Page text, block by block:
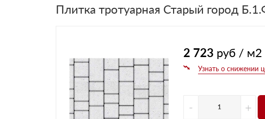
Строительный (рядовой) кирпич
Фасадная плитка, камень, декор
Печной кирпич
Брусчатка и мощение
Кладочные смеси
Плитка тротуарная Старый город
2 723 руб / м2
- +